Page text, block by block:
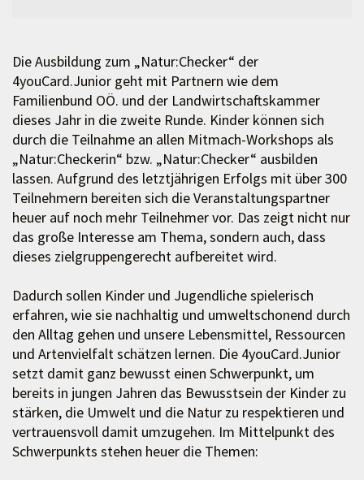
Die Ausbildung zum „Natur:Checker“ der
4youCard.Junior geht mit Partnern wie dem
Familienbund OÖ. und der Landwirtschaftskammer
dieses Jahr in die zweite Runde. Kinder können sich
durch die Teilnahme an allen Mitmach-Workshops als
„Natur:Checkerin“ bzw. „Natur:Checker“ ausbilden
lassen. Aufgrund des letztjährigen Erfolgs mit über 300
Teilnehmern bereiten sich die Veranstaltungspartner
heuer auf noch mehr Teilnehmer vor. Das zeigt nicht nur
das große Interesse am Thema, sondern auch, dass
dieses zielgruppengerecht aufbereitet wird.
Dadurch sollen Kinder und Jugendliche spielerisch
erfahren, wie sie nachhaltig und umweltschonend durch
den Alltag gehen und unsere Lebensmittel, Ressourcen
und Artenvielfalt schätzen lernen. Die 4youCard.Junior
setzt damit ganz bewusst einen Schwerpunkt, um
bereits in jungen Jahren das Bewusstsein der Kinder zu
stärken, die Umwelt und die Natur zu respektieren und
vertrauensvoll damit umzugehen. Im Mittelpunkt des
Schwerpunkts stehen heuer die Themen: